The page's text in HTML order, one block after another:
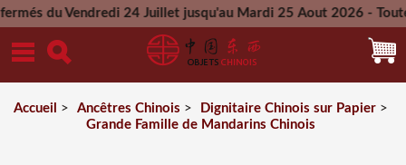
du Vendredi 24 Juillet jusqu'au Mardi 25 Aout 2026 - Toutes
Mercredi 26 Aout 2026
Accueil > Ancêtres Chinois > Dignitaire Chinois sur Papier >
Grande Famille de Mandarins Chinois